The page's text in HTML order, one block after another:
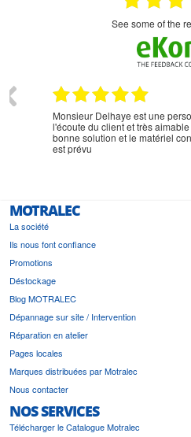
see some of the
Monsieur Delhaye est une
l'écoute du client et très
bonne solution et le matériel
est prévu
MOTRALEC
La société
Ils nous font confiance
Promotions
Déstockage
Blog MOTRALEC
Dépannage sur site / Intervention
Réparation en atelier
Pages locales
Marques distribuées par Motralec
Nous contacter
NOS SERVICES
Télécharger le Catalogue Motralec